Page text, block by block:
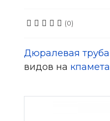
(0)
Дюралевая труба
видов на